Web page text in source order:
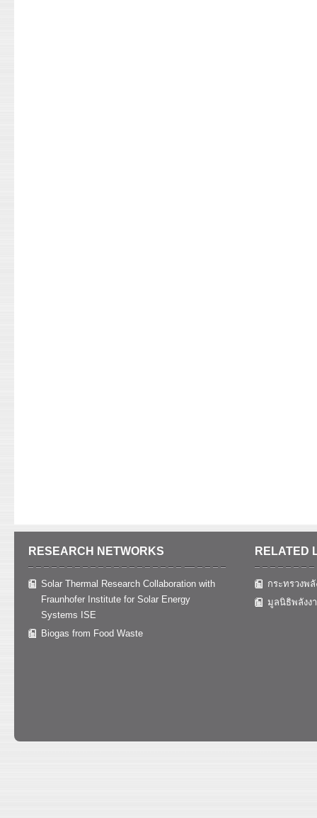
RESEARCH NETWORKS
Solar Thermal Research Collaboration with
Fraunhofer Institute for Solar Energy
Systems ISE
Biogas from Food Waste
RELATED
กระทรวงพลั
มูลนิธิพลังง